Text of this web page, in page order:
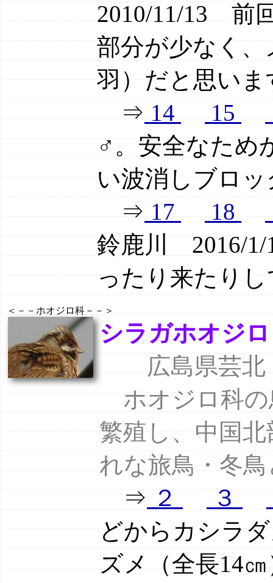
2010/11/13 前
部分が少なく
羽）だと思いま
⇒14 15
♂。安全なため
い波消しブロ
⇒17 18
鈴鹿川 2016/1/
ったり来たり
＜－－ホオジロ科－－＞
シラガホオジ
広島県芸
ホオジロ科
繁殖し、中国
れな旅鳥・冬
⇒２ ３
どからカシラ
ズメ（全長14